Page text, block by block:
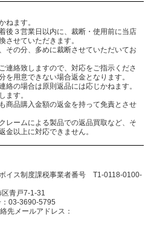
ねます。
後３営業日以内に、裁断・使用前に当店
させていただきます。
その分、多めに裁断させていただいてお
連絡致しますので、対応をご指示くださ
用意できない場合返金となります。
の場合は原則返品には応じかねます。
ます。
商品購入金額の返金を持って免責とさせ
レームによる製品での返品買取など、そ
金以上に対応できません。
イス制度課税事業者番号 T1-0118-0100-
青戸7-1-31
03-3690-5795
先メールアドレス：